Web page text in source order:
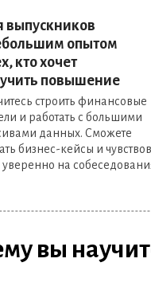
выпускников
опытом
кто хочет
повышение
строить финансовые
и работать с большими
данных. Сможете
бизнес-кейсы и
уверенно на
вы